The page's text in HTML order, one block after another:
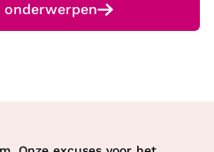
onderwerpen